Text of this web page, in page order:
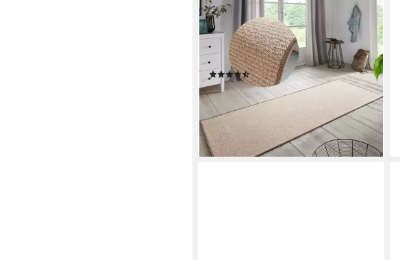
HANSE HOME
Läufer Bouclé, rechteckig, Höhe: 5
mm, rutschfest, Sisal Optik, Teppich,
Küche, Flur, schlicht, umkettelt
(247)
ab 29,90 € UVP 49,90 €
-40%
lieferbar - in 2-3 Werktagen bei dir